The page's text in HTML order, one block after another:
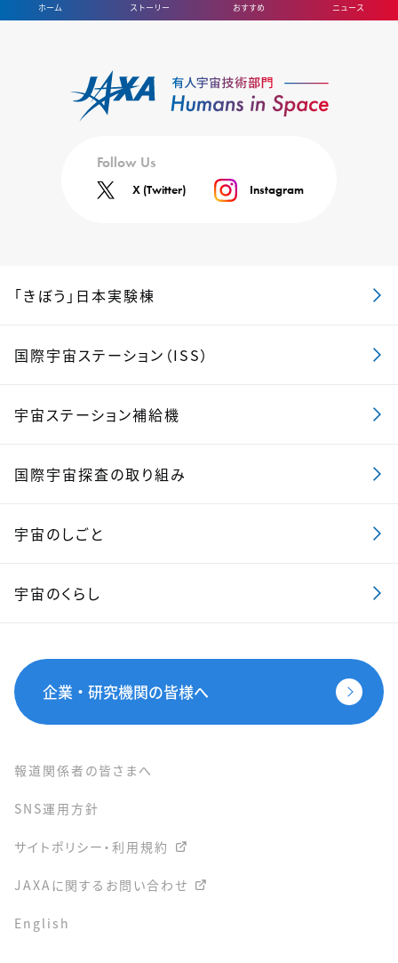
ホーム ストーリー おすすめ ニュース
Follow Us
X (Twitter) Instagram
「きぼう」日本実験棟
国際宇宙ステーション（ISS）
宇宙ステーション補給機
国際宇宙探査の取り組み
宇宙のしごと
宇宙のくらし
企業・研究機関の皆様へ
報道関係者の皆さまへ
SNS運用方針
サイトポリシー・利用規約
JAXAに関するお問い合わせ
English